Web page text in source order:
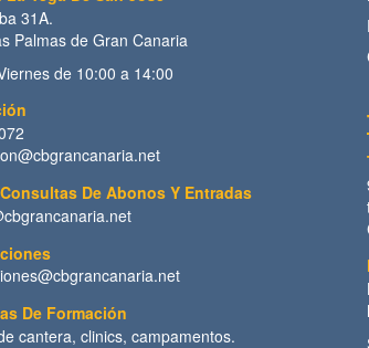
31A.
Palmas de Gran Canaria
de 10:00 a 14:00
De Abonos Y Entradas
De Formación
cantera, clinics, campamentos.